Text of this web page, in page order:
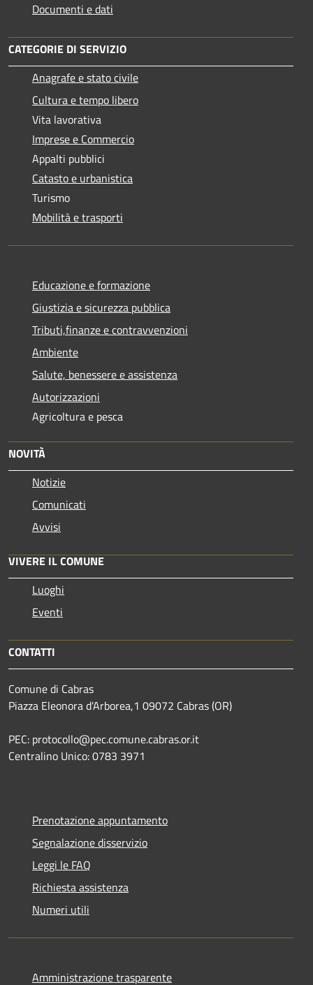
Documenti e dati
CATEGORIE DI SERVIZIO
Anagrafe e stato civile
Cultura e tempo libero
Vita lavorativa
Imprese e Commercio
Appalti pubblici
Catasto e urbanistica
Turismo
Mobilità e trasporti
Educazione e formazione
Giustizia e sicurezza pubblica
Tributi,finanze e contravvenzioni
Ambiente
Salute, benessere e assistenza
Autorizzazioni
Agricoltura e pesca
NOVITÀ
Notizie
Comunicati
Avvisi
VIVERE IL COMUNE
Luoghi
Eventi
CONTATTI
Comune di Cabras
Piazza Eleonora d'Arborea,1 09072 Cabras (OR)
PEC: protocollo@pec.comune.cabras.or.it
Centralino Unico: 0783 3971
Prenotazione appuntamento
Segnalazione disservizio
Leggi le FAQ
Richiesta assistenza
Numeri utili
Amministrazione trasparente